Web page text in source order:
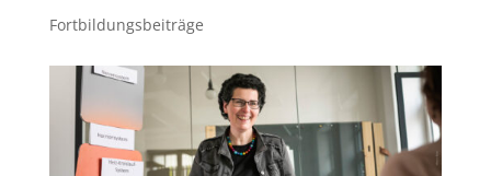
Fortbildungsbeiträge